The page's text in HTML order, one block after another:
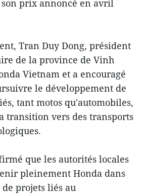
prix annoncé en avril
Tran Duy Dong, président
de la province de Vinh
Vietnam et a encouragé
le développement de
tant motos qu'automobiles,
transition vers des transports
que les autorités locales
pleinement Honda dans
projets liés au